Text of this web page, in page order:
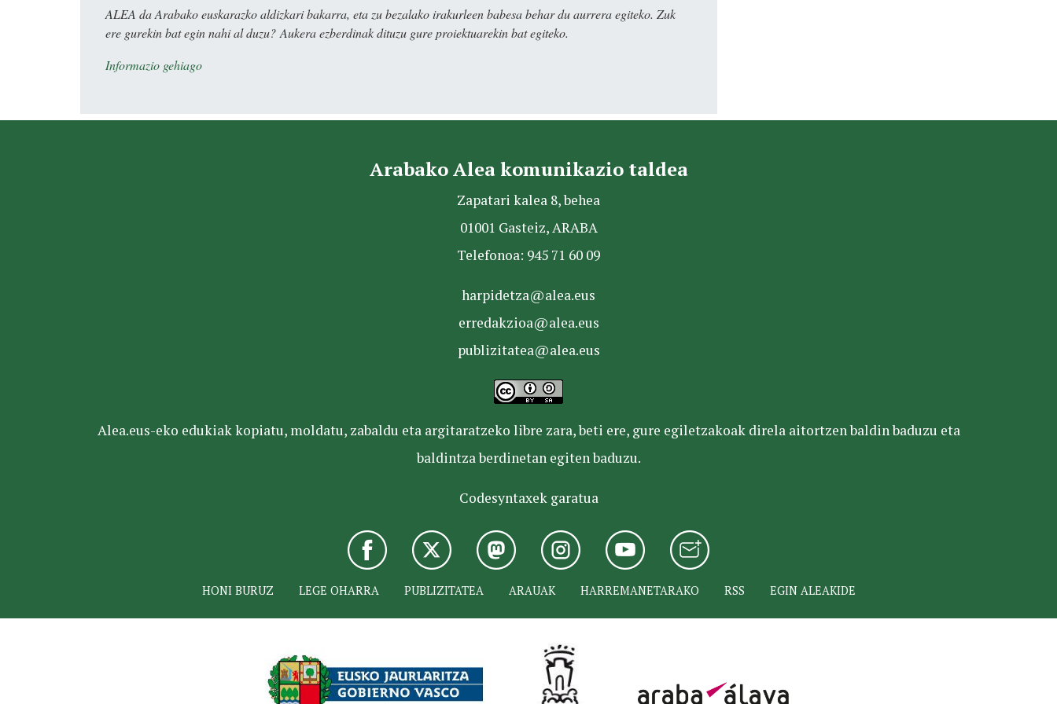
ALEA da Arabako euskarazko aldizkari bakarra, eta zu bezalako irakurleen babesa behar du aurrera egiteko. Zuk
ere gurekin bat egin nahi al duzu? Aukera ezberdinak dituzu gure proiektuarekin bat egiteko.
Informazio gehiago
Arabako Alea komunikazio taldea
Zapatari kalea 8, behea
01001 Gasteiz, ARABA
Telefonoa: 945 71 60 09
harpidetza@alea.eus
erredakzioa@alea.eus
publizitatea@alea.eus
Alea.eus-eko edukiak kopiatu, moldatu, zabaldu eta argitaratzeko libre zara, beti ere, gure egiletzakoak direla aitortzen baldin baduzu eta
baldintza berdinetan egiten baduzu.
Codesyntaxek garatua
HONI BURUZ LEGE OHARRA PUBLIZITATEA ARAUAK HARREMANETARAKO RSS EGIN ALEAKIDE